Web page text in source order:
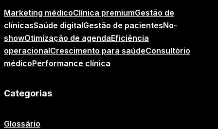
Marketing médicoClínica premiumGestão de
clínicasSaúde digitalGestão de pacientesNo-
showOtimização de agendaEficiência
operacionalCrescimento para saúdeConsultório
médicoPerformance clínica
Categorias
Glossário